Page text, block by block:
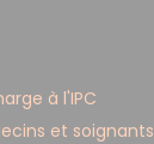
à l'IPC
et soignants